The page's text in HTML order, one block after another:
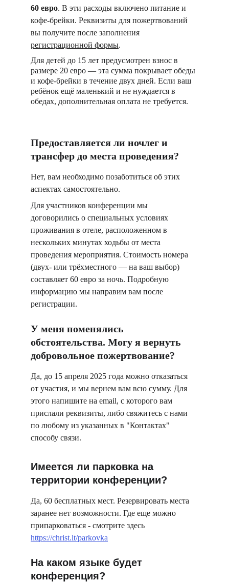
Предоставляется ли ночлег и
трансфер до места проведения?
Нет, вам необходимо позаботиться об этих
аспектах самостоятельно.
Для участников конференции мы
договорились о специальных условиях
проживания в отеле, расположенном в
нескольких минутах ходьбы от места
проведения мероприятия. Стоимость номера
(двух- или трёхместного — на ваш выбор)
составляет 60 евро за ночь. Подробную
информацию мы направим вам после
регистрации.
60 евро. В эти расходы включено питание и
кофе-брейки. Реквизиты для пожертвований
вы получите после заполнения
регистрационной формы.
Для детей до 15 лет предусмотрен взнос в
размере 20 евро — эта сумма покрывает обеды
и кофе-брейки в течение двух дней. Если ваш
ребёнок ещё маленький и не нуждается в
обедах, дополнительная оплата не требуется.
У меня поменялись
обстоятельства. Могу я вернуть
добровольное пожертвование?
Да, до 15 апреля 2025 года можно отказаться
от участия, и мы вернем вам всю сумму. Для
этого напишите на email, с которого вам
прислали реквизиты, либо свяжитесь с нами
по любому из указанных в "Контактах"
способу связи.
Имеется ли парковка на
территории конференции?
Да, 60 бесплатных мест. Резервировать места
заранее нет возможности. Где еще можно
припарковаться - смотрите здесь
https://christ.lt/parkovka
На каком языке будет
конференция?